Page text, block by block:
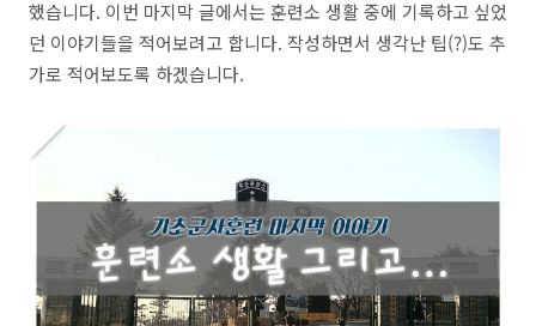
했습니다. 이번 마지막 글에서는 훈련소 생활 중에 기록하고 싶었
던 이야기들을 적어보려고 합니다. 작성하면서 생각난 팁(?)도 추
가로 적어보도록 하겠습니다.